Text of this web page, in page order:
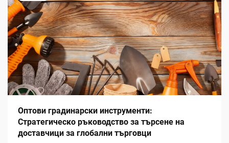
Оптови градинарски инструменти:
Стратегическо ръководство за търсене на
доставчици за глобални търговци